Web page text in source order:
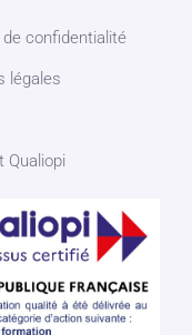
de confidentialité
légales
Qualiopi